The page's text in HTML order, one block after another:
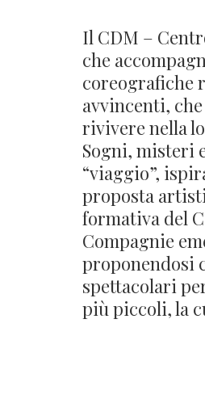
Il CDM –
che
coreografiche
avvincenti,
rivivere nella
Sogni, misteri
“viaggio”,
proposta
formativa del
Compagnie
proponendosi
spettacolari
più piccoli, la